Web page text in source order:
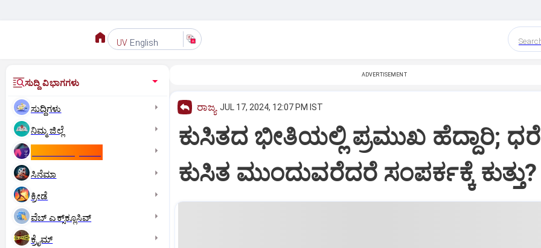
UV English
ಸುದ್ದಿ ವಿಭಾಗಗಳು
ಸುದ್ದಿಗಳು
ನಿಮ್ಮ ಜಿಲ್ಲೆ
ಸಿನೆಮಾ
ಕ್ರೀಡೆ
ವೆಬ್ ಎಕ್ಸ್‌ಕ್ಲೂಸಿವ್
ಕ್ರೈಮ್
ADVERTISEMENT
ರಾಜ್ಯ JUL 17, 2024, 12:07 PM IST
ಕುಸಿತದ ಭೀತಿಯಲ್ಲಿ ಪ್ರಮುಖ ಹೆದ್ದಾರಿ; ಧರೆ
ಕುಸಿತ ಮುಂದುವರೆದರೆ ಸಂಪರ್ಕಕ್ಕೆ ಕುತ್ತು?